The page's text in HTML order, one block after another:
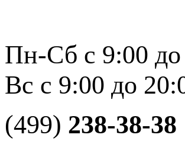
Пн-Сб с 9:00 до
Вс с 9:00 до
(499) 238-38-38